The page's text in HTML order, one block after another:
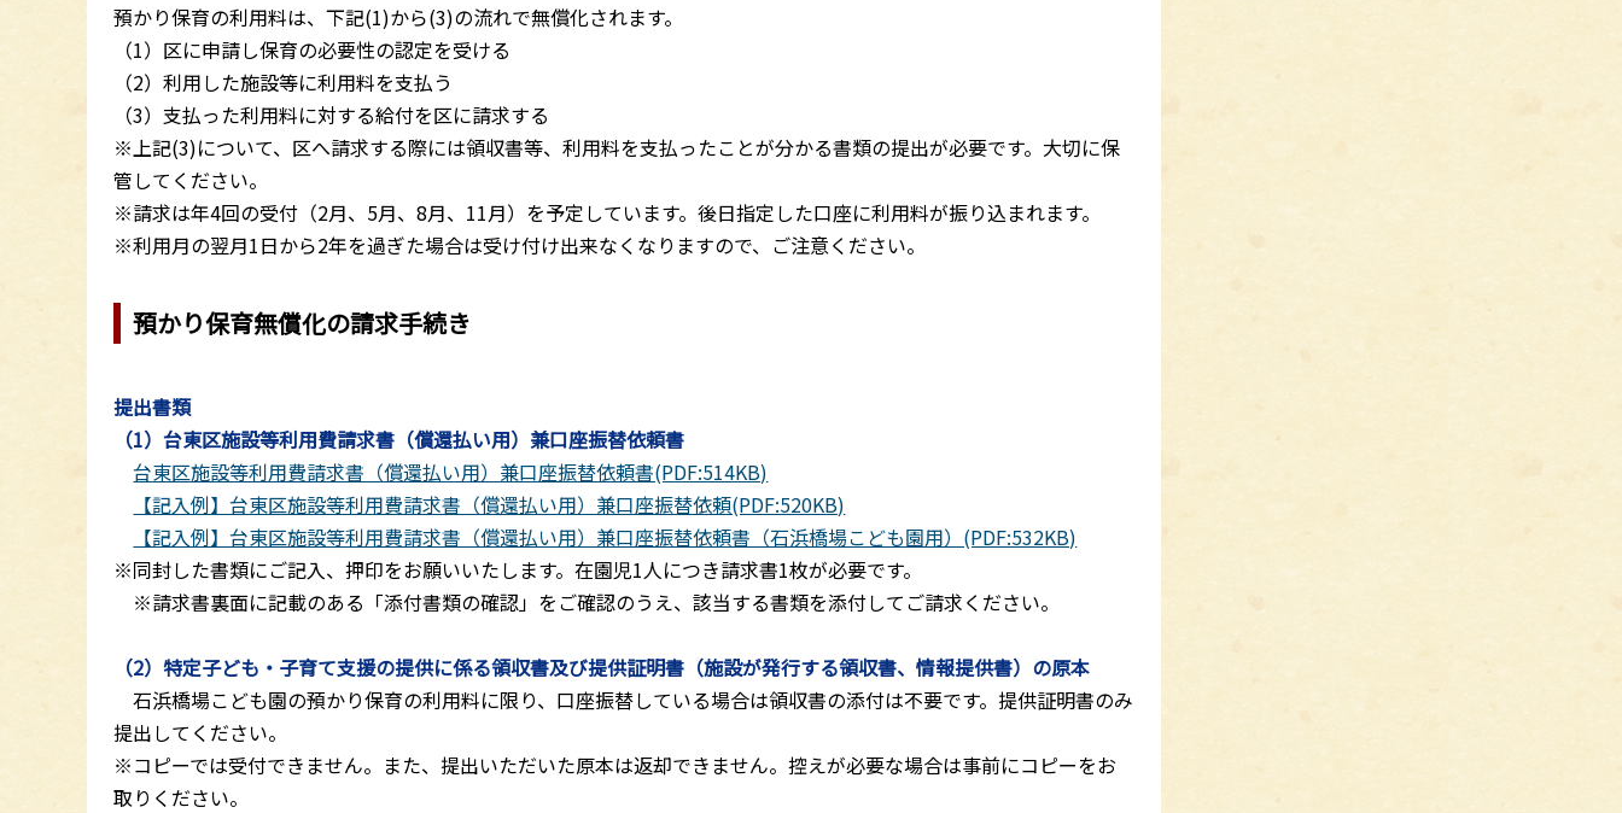
預かり保育の利用料は、下記(1)から(3)の流れで無償化されます。
（1）区に申請し保育の必要性の認定を受ける
（2）利用した施設等に利用料を支払う
（3）支払った利用料に対する給付を区に請求する
※上記(3)について、区へ請求する際には領収書等、利用料を支払ったことが分かる書類の提出が必要です。大切に保
管してください。
※請求は年4回の受付（2月、5月、8月、11月）を予定しています。後日指定した口座に利用料が振り込まれます。
※利用月の翌月1日から2年を過ぎた場合は受け付け出来なくなりますので、ご注意ください。
預かり保育無償化の請求手続き
提出書類
（1）台東区施設等利用費請求書（償還払い用）兼口座振替依頼書
台東区施設等利用費請求書（償還払い用）兼口座振替依頼書(PDF:514KB)
【記入例】台東区施設等利用費請求書（償還払い用）兼口座振替依頼(PDF:520KB)
【記入例】台東区施設等利用費請求書（償還払い用）兼口座振替依頼書（石浜橋場こども園用）(PDF:532KB)
※同封した書類にご記入、押印をお願いいたします。在園児1人につき請求書1枚が必要です。
※請求書裏面に記載のある「添付書類の確認」をご確認のうえ、該当する書類を添付してご請求ください。
（2）特定子ども・子育て支援の提供に係る領収書及び提供証明書（施設が発行する領収書、情報提供書）の原本
石浜橋場こども園の預かり保育の利用料に限り、口座振替している場合は領収書の添付は不要です。提供証明書のみ
提出してください。
※コピーでは受付できません。また、提出いただいた原本は返却できません。控えが必要な場合は事前にコピーをお
取りください。